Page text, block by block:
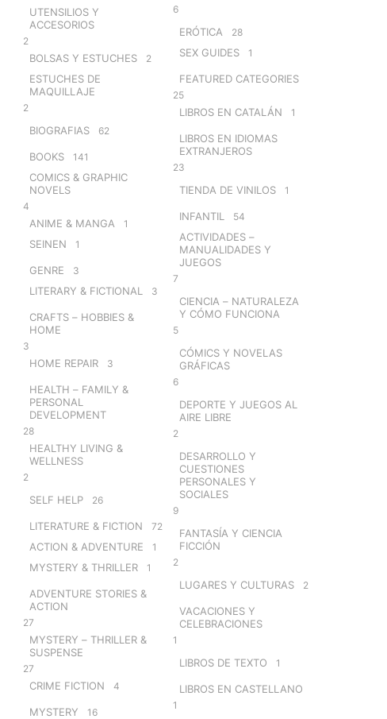
UTENSILIOS Y
ACCESORIOS
2
BOLSAS Y ESTUCHES 2
ESTUCHES DE
MAQUILLAJE
2
BIOGRAFIAS 62
BOOKS 141
COMICS & GRAPHIC
NOVELS
4
ANIME & MANGA 1
SEINEN 1
GENRE 3
LITERARY & FICTIONAL 3
CRAFTS – HOBBIES &
HOME
3
HOME REPAIR 3
HEALTH – FAMILY &
PERSONAL
DEVELOPMENT
28
HEALTHY LIVING &
WELLNESS
2
SELF HELP 26
LITERATURE & FICTION 72
ACTION & ADVENTURE 1
MYSTERY & THRILLER 1
ADVENTURE STORIES &
ACTION
27
MYSTERY – THRILLER &
SUSPENSE
27
CRIME FICTION 4
MYSTERY 16
6
ERÓTICA 28
SEX GUIDES 1
FEATURED CATEGORIES
25
LIBROS EN CATALÁN 1
LIBROS EN IDIOMAS
EXTRANJEROS
23
TIENDA DE VINILOS 1
INFANTIL 54
ACTIVIDADES –
MANUALIDADES Y
JUEGOS
7
CIENCIA – NATURALEZA
Y CÓMO FUNCIONA
5
CÓMICS Y NOVELAS
GRÁFICAS
6
DEPORTE Y JUEGOS AL
AIRE LIBRE
2
DESARROLLO Y
CUESTIONES
PERSONALES Y
SOCIALES
9
FANTASÍA Y CIENCIA
FICCIÓN
2
LUGARES Y CULTURAS 2
VACACIONES Y
CELEBRACIONES
1
LIBROS DE TEXTO 1
LIBROS EN CASTELLANO
1